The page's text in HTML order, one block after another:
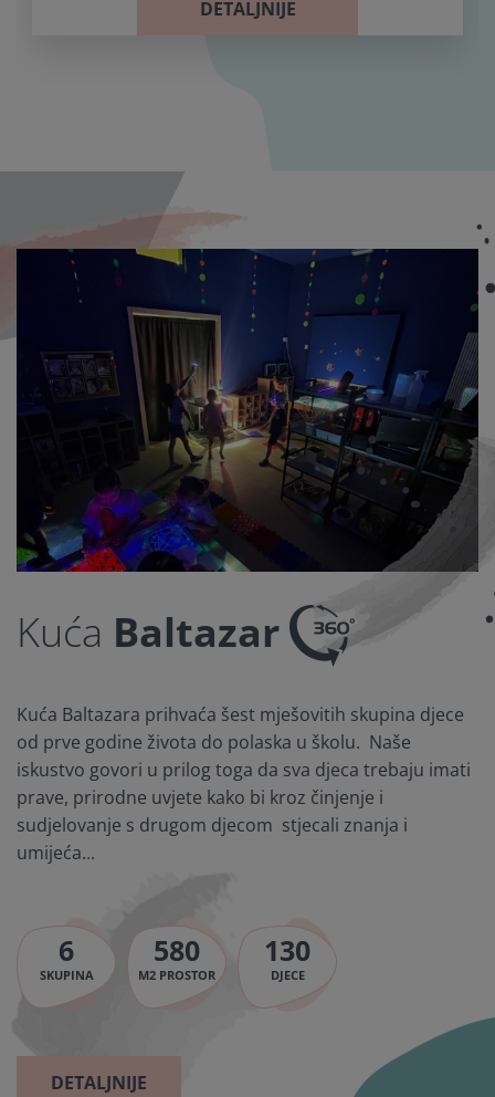
DETALJNIJE
Kuća Baltazar
Kuća Baltazara prihvaća šest mješovitih skupina djece
od prve godine života do polaska u školu. Naše
iskustvo govori u prilog toga da sva djeca trebaju imati
prave, prirodne uvjete kako bi kroz činjenje i
sudjelovanje s drugom djecom stjecali znanja i
umijeća...
6
SKUPINA
580
M2 PROSTOR
130
DJECE
DETALJNIJE